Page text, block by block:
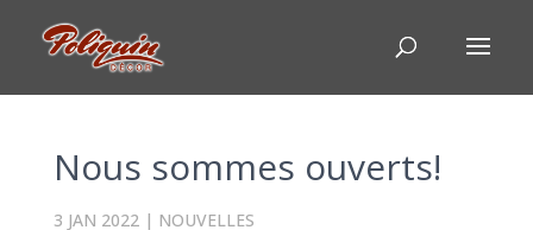
Nous sommes ouverts!
3 JAN 2022| NOUVELLES